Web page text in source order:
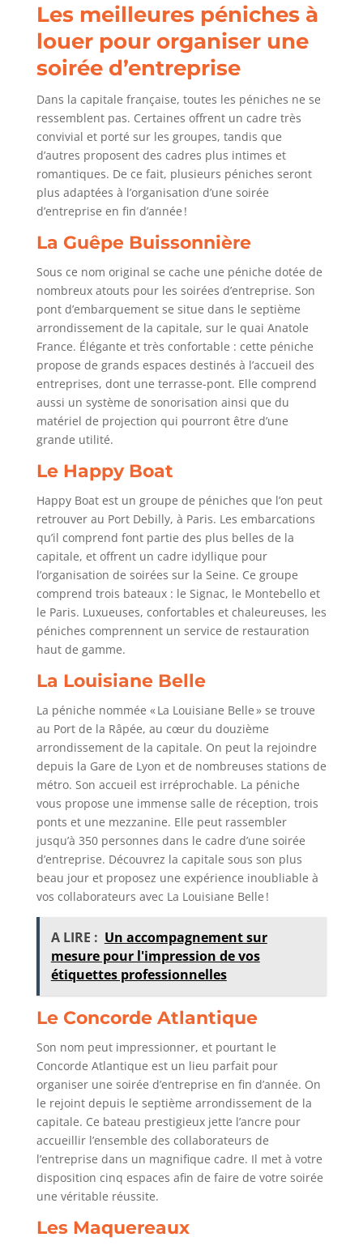
Les meilleures péniches à
louer pour organiser une
soirée d’entreprise
Dans la capitale française, toutes les péniches ne se
ressemblent pas. Certaines offrent un cadre très
convivial et porté sur les groupes, tandis que
d’autres proposent des cadres plus intimes et
romantiques. De ce fait, plusieurs péniches seront
plus adaptées à l’organisation d’une soirée
d’entreprise en fin d’année !
La Guêpe Buissonnière
Sous ce nom original se cache une péniche dotée de
nombreux atouts pour les soirées d’entreprise. Son
pont d’embarquement se situe dans le septième
arrondissement de la capitale, sur le quai Anatole
France. Élégante et très confortable : cette péniche
propose de grands espaces destinés à l’accueil des
entreprises, dont une terrasse-pont. Elle comprend
aussi un système de sonorisation ainsi que du
matériel de projection qui pourront être d’une
grande utilité.
Le Happy Boat
Happy Boat est un groupe de péniches que l’on peut
retrouver au Port Debilly, à Paris. Les embarcations
qu’il comprend font partie des plus belles de la
capitale, et offrent un cadre idyllique pour
l’organisation de soirées sur la Seine. Ce groupe
comprend trois bateaux : le Signac, le Montebello et
le Paris. Luxueuses, confortables et chaleureuses, les
péniches comprennent un service de restauration
haut de gamme.
La Louisiane Belle
La péniche nommée « La Louisiane Belle » se trouve
au Port de la Râpée, au cœur du douzième
arrondissement de la capitale. On peut la rejoindre
depuis la Gare de Lyon et de nombreuses stations de
métro. Son accueil est irréprochable. La péniche
vous propose une immense salle de réception, trois
ponts et une mezzanine. Elle peut rassembler
jusqu’à 350 personnes dans le cadre d’une soirée
d’entreprise. Découvrez la capitale sous son plus
beau jour et proposez une expérience inoubliable à
vos collaborateurs avec La Louisiane Belle !
A LIRE : Un accompagnement sur
mesure pour l'impression de vos
étiquettes professionnelles
Le Concorde Atlantique
Son nom peut impressionner, et pourtant le
Concorde Atlantique est un lieu parfait pour
organiser une soirée d’entreprise en fin d’année. On
le rejoint depuis le septième arrondissement de la
capitale. Ce bateau prestigieux jette l’ancre pour
accueillir l’ensemble des collaborateurs de
l’entreprise dans un magnifique cadre. Il met à votre
disposition cinq espaces afin de faire de votre soirée
une véritable réussite.
Les Maquereaux